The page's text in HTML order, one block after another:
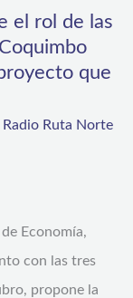
el rol de las
que
Radio Ruta Norte
Economía,
con las tres
propone la